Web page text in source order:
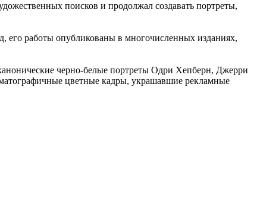
поисков и продолжал создавать портреты,
его работы опубликованы в многочисленных изданиях,
черно-белые портреты Одри Хепберн, Джерри
цветные кадры, украшавшие рекламные